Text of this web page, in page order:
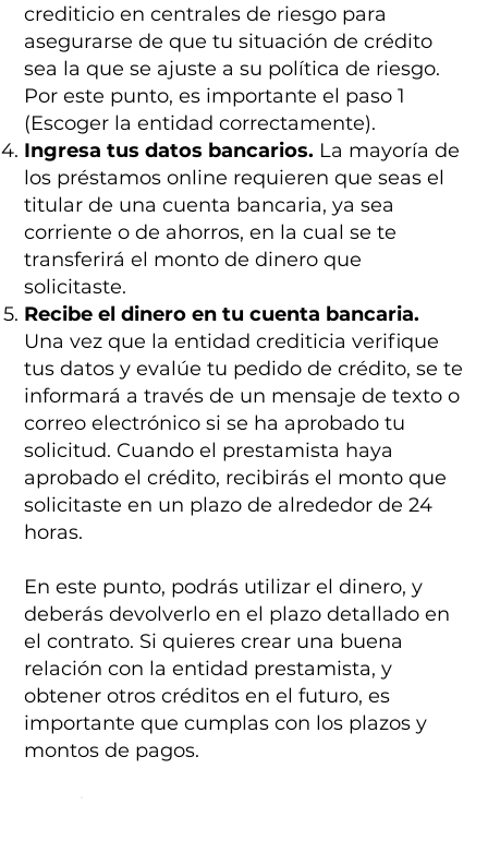
crediticio en centrales de riesgo para
asegurarse de que tu situación de crédito
sea la que se ajuste a su política de riesgo.
Por este punto, es importante el paso 1
(Escoger la entidad correctamente).
Ingresa tus datos bancarios. La mayoría de
los préstamos online requieren que seas el
titular de una cuenta bancaria, ya sea
corriente o de ahorros, en la cual se te
transferirá el monto de dinero que
solicitaste.
Recibe el dinero en tu cuenta bancaria.
Una vez que la entidad crediticia verifique
tus datos y evalúe tu pedido de crédito, se te
informará a través de un mensaje de texto o
correo electrónico si se ha aprobado tu
solicitud. Cuando el prestamista haya
aprobado el crédito, recibirás el monto que
solicitaste en un plazo de alrededor de 24
horas.
En este punto, podrás utilizar el dinero, y
deberás devolverlo en el plazo detallado en
el contrato. Si quieres crear una buena
relación con la entidad prestamista, y
obtener otros créditos en el futuro, es
importante que cumplas con los plazos y
montos de pagos.